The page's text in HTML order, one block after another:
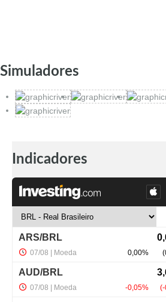
Simuladores
Indicadores